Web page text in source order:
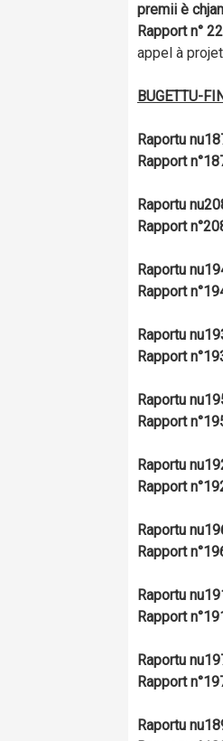
premii è
Rapport n°
appel à
BUGETTU-
Raportu nu
Rapport n°
Raportu nu
Rapport n°
Raportu nu
Rapport n°
Raportu nu
Rapport n°
Raportu nu
Rapport n°
Raportu nu
Rapport n°
Raportu nu
Rapport n°
Raportu nu
Rapport n°
Raportu nu
Rapport n°
Raportu nu